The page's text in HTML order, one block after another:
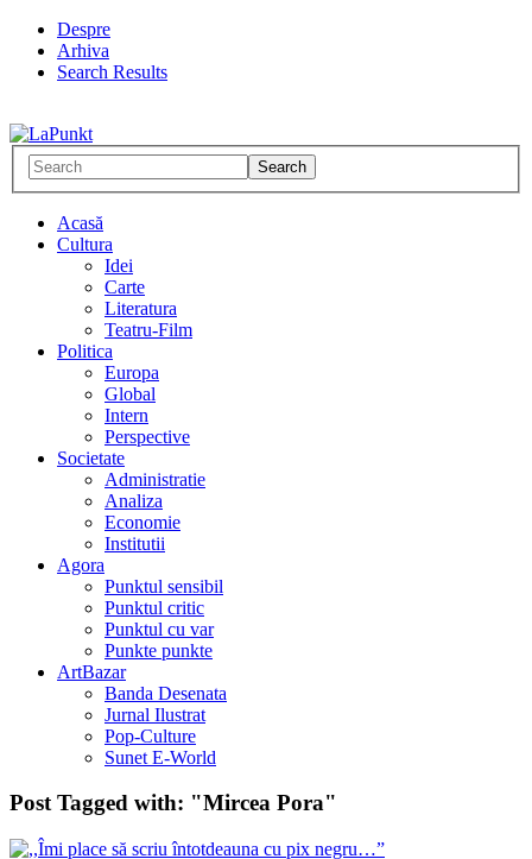
Despre
Arhiva
Search Results
Acasă
Cultura
Idei
Carte
Literatura
Teatru-Film
Politica
Europa
Global
Intern
Perspective
Societate
Administratie
Analiza
Economie
Institutii
Agora
Punktul sensibil
Punktul critic
Punktul cu var
Punkte punkte
ArtBazar
Banda Desenata
Jurnal Ilustrat
Pop-Culture
Sunet E-World
Post Tagged with: "Mircea Pora"